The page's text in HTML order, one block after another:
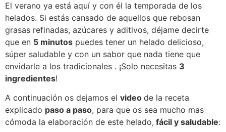
El verano ya está aquí y con él la temporada de los
helados. Si estás cansado de aquellos que rebosan
grasas refinadas, azúcares y aditivos, déjame decirte
que en 5 minutos puedes tener un helado delicioso,
súper saludable y con un sabor que nada tiene que
envidarle a los tradicionales . ¡Solo necesitas 3
ingredientes!
A continuación os dejamos el video de la receta
explicado paso a paso, para que os sea mucho mas
cómoda la elaboración de este helado, fácil y saludable: